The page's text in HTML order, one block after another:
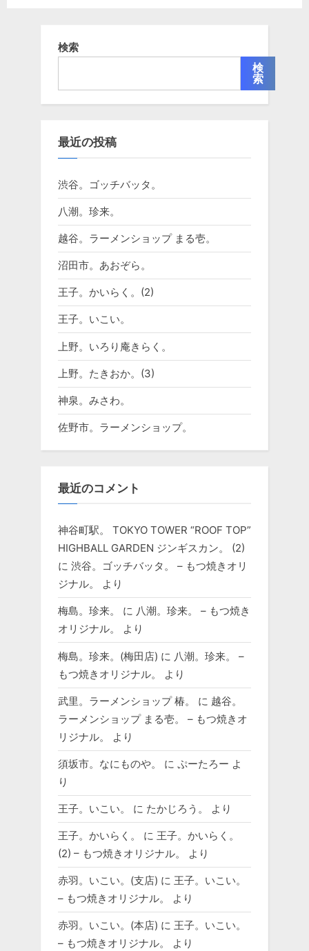
検索
検
索
最近の投稿
渋谷。ゴッチバッタ。
八潮。珍来。
越谷。ラーメンショップ まる壱。
沼田市。あおぞら。
王子。かいらく。(2)
王子。いこい。
上野。いろり庵きらく。
上野。たきおか。(3)
神泉。みさわ。
佐野市。ラーメンショップ。
最近のコメント
神谷町駅。 TOKYO TOWER “ROOF TOP”
HIGHBALL GARDEN ジンギスカン。 (2)
に 渋谷。ゴッチバッタ。 – もつ焼きオリ
ジナル。
より
梅島。珍来。 に 八潮。珍来。 – もつ焼き
オリジナル。
より
梅島。珍来。(梅田店) に 八潮。珍来。 –
もつ焼きオリジナル。
より
武里。ラーメンショップ 椿。 に 越谷。
ラーメンショップ まる壱。 – もつ焼きオ
リジナル。
より
須坂市。なにものや。 に ぷーたろー よ
り
王子。いこい。 に たかじろう。 より
王子。かいらく。 に 王子。かいらく。
(2) – もつ焼きオリジナル。
より
赤羽。いこい。(支店) に 王子。いこい。
– もつ焼きオリジナル。
より
赤羽。いこい。(本店) に 王子。いこい。
– もつ焼きオリジナル。
より